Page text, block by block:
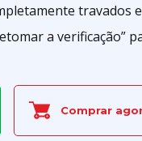
travados
a verificação”
Comprar